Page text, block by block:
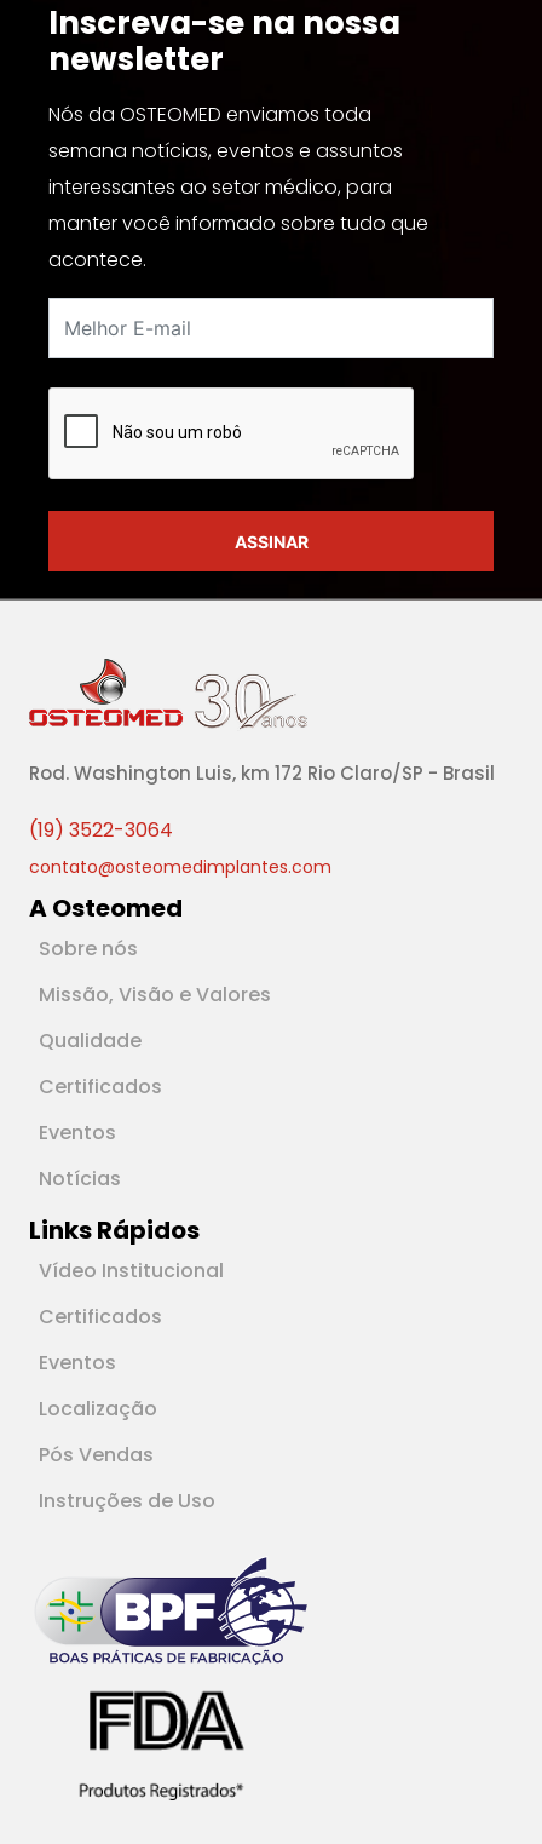
Inscreva-se na nossa
newsletter
Nós da OSTEOMED enviamos toda
semana notícias, eventos e assuntos
interessantes ao setor médico, para
manter você informado sobre tudo que
acontece.
Rod. Washington Luis, km 172 Rio Claro/SP - Brasil
(19) 3522-3064
contato@osteomedimplantes.com
A Osteomed
Sobre nós
Missão, Visão e Valores
Qualidade
Certificados
Eventos
Notícias
Links Rápidos
Vídeo Institucional
Certificados
Eventos
Localização
Pós Vendas
Instruções de Uso